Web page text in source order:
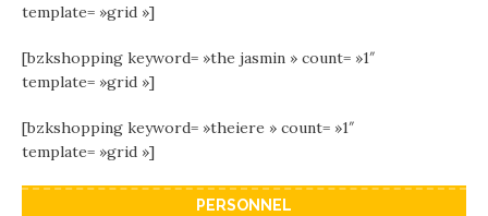
template= »grid »]
[bzkshopping keyword= »the jasmin » count= »1″
template= »grid »]
[bzkshopping keyword= »theiere » count= »1″
template= »grid »]
PERSONNEL